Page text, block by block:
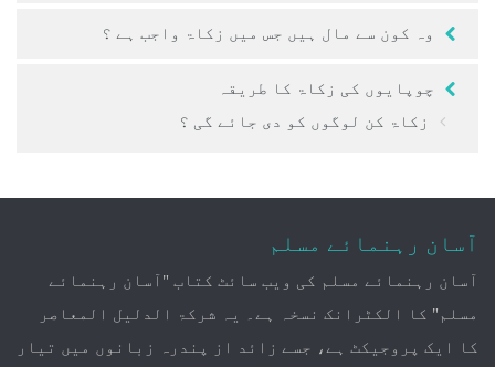
وہ کون سے مال ہیں جس میں زکاۃ واجب ہے ؟
چوپایوں کی زکاۃ کا طریقہ
زکاۃ کن لوگوں کو دی جائے گی ؟
آسان رہنمائے مسلم
آسان رہنمائے مسلم کی ویب سائٹ کتاب "آسان رہنمائے
مسلم" کا الکٹرانک نسخہ ہے۔ یہ شرکۃ الدلیل المعاصر
کا ایک پروجیکٹ ہے، جسے زائد از پندرہ زبانوں میں تیار